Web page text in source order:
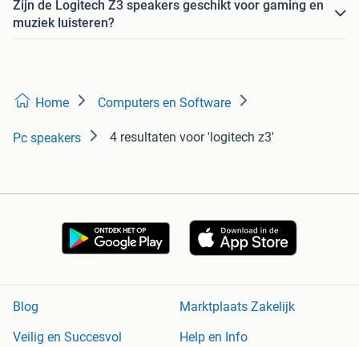
Zijn de Logitech Z3 speakers geschikt voor gaming en
muziek luisteren?
Home Computers en Software
Pc speakers 4 resultaten voor 'logitech z3'
Blog
Marktplaats Zakelijk
Veilig en Succesvol
Help en Info